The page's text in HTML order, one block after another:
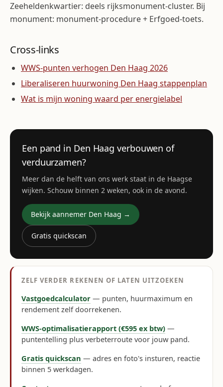
Zeeheldenkwartier: deels rijksmonument-cluster. Bij
monument: monument-procedure + Erfgoed-toets.
Cross-links
WWS-punten verhogen Den Haag 2026
Liberaliseren huurwoning Den Haag stappenplan
Wat is mijn woning waard per energielabel
Een pand in Den Haag verbouwen of
verduurzamen?
Meer dan de helft van ons werk staat in de Haagse
wijken. Schouw binnen 2 weken, ook in de avond.
Bekijk aannemer Den Haag →
Gratis quickscan
ZELF VERDER REKENEN OF LATEN UITZOEKEN
Vastgoedcalculator — punten, huurmaximum en
rendement zelf doorrekenen.
WWS-optimalisatierapport (€595 ex btw) —
puntentelling plus verbeterroute voor jouw pand.
Gratis quickscan — adres en foto's insturen, reactie
binnen 5 werkdagen.